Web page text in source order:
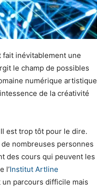
fait inévitablement une
le champ de possibles
numérique artistique
de la créativité
est trop tôt pour le dire.
nombreuses personnes
des cours qui peuvent les
l’Institut Artline
parcours difficile mais